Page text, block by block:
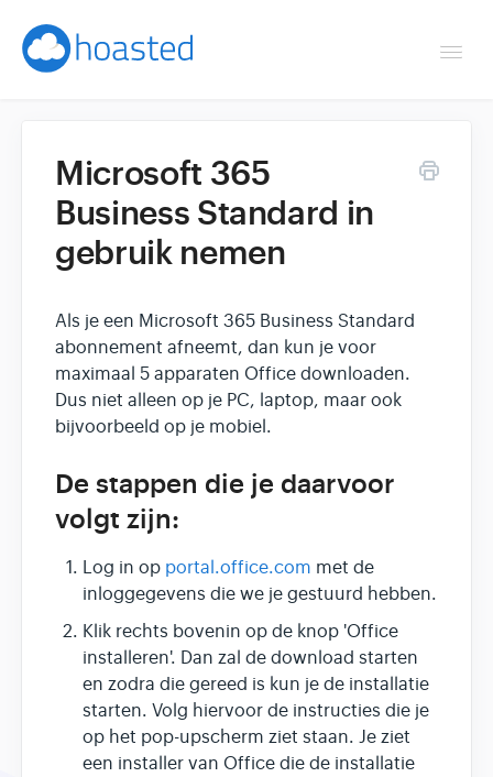
Helpdesk
Optimaliseren & debuggen
Contact
Klantenpaneel →
Hoasted.com →
Microsoft 365
Business Standard in
gebruik nemen
Als je een Microsoft 365 Business Standard
abonnement afneemt, dan kun je voor
maximaal 5 apparaten Office downloaden.
Dus niet alleen op je PC, laptop, maar ook
bijvoorbeeld op je mobiel.
De stappen die je daarvoor
volgt zijn:
Log in op portal.office.com met de
inloggegevens die we je gestuurd hebben.
Klik rechts bovenin op de knop 'Office
installeren'. Dan zal de download starten
en zodra die gereed is kun je de installatie
starten. Volg hiervoor de instructies die je
op het pop-upscherm ziet staan. Je ziet
een installer van Office die de installatie